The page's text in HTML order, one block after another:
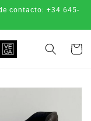
contacto: +34 645-
Carrito